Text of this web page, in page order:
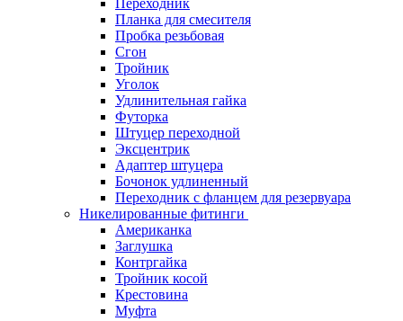
Переходник
Планка для смесителя
Пробка резьбовая
Сгон
Тройник
Уголок
Удлинительная гайка
Футорка
Штуцер переходной
Эксцентрик
Адаптер штуцера
Бочонок удлиненный
Переходник с фланцем для резервуара
Никелированные фитинги
Американка
Заглушка
Контргайка
Тройник косой
Крестовина
Муфта